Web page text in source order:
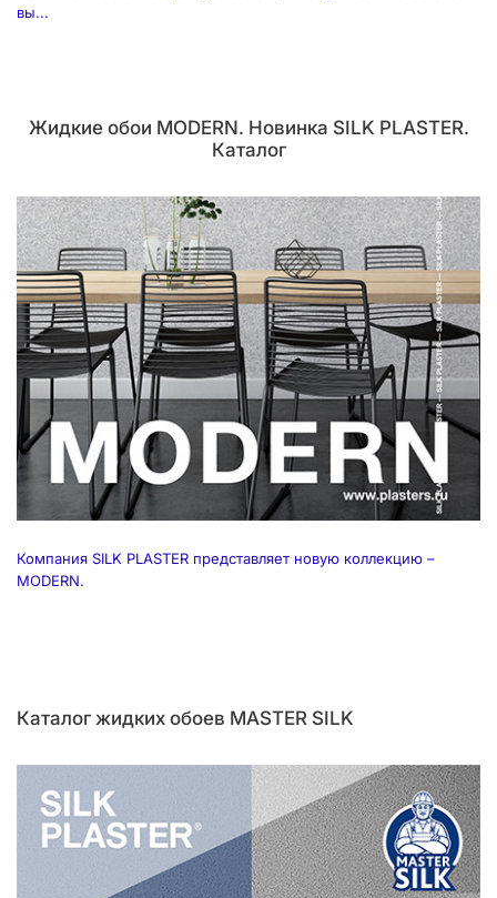
вы...
Жидкие обои MODERN. Новинка SILK PLASTER.
Каталог
Компания SILK PLASTER представляет новую коллекцию –
MODERN.
Каталог жидких обоев MASTER SILK